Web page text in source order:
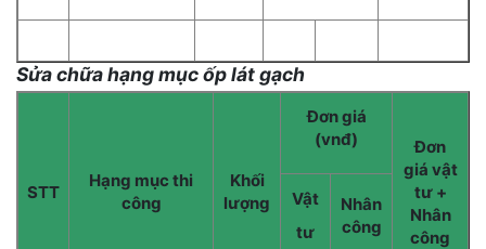
Sửa chữa hạng mục ốp lát gạch
STT
Hạng mục thi
công
Khối
lượng
Đơn giá
(vnđ)
Đơn
giá vật
tư +
Nhân
công
Vật
tư
Nhân
công